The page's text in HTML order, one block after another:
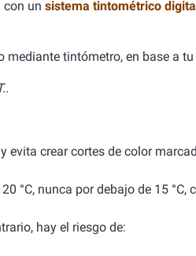
con un sistema tintométrico
mediante tintómetro, en base a
evita crear cortes de color
°C, nunca por debajo de 15 °C,
hay el riesgo de: